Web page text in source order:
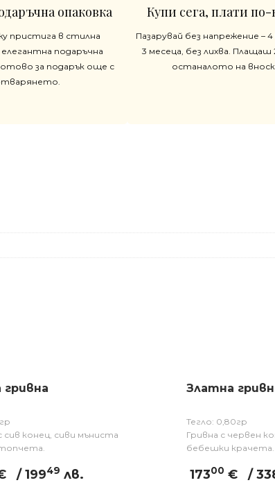
опаковка
пристига в стилна
подаръчна
за подарък още с
Купи сега, плати
Пазарувай без напрежение – 4
3 месеца, без лихва. Плащаш
останалото на
сив конец, сиви мъниста
/ 19949 лв.
Златна
Тегло: 0,80гр
Гривна с червен
бебешки крачета.
17300 € /